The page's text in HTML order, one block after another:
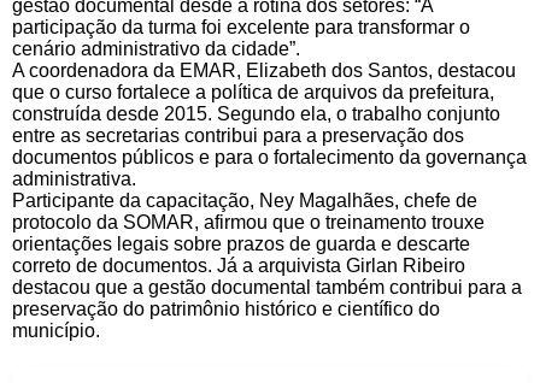
gestão documental desde a rotina dos setores: “A
participação da turma foi excelente para transformar o
cenário administrativo da cidade”.
A coordenadora da EMAR, Elizabeth dos Santos, destacou
que o curso fortalece a política de arquivos da prefeitura,
construída desde 2015. Segundo ela, o trabalho conjunto
entre as secretarias contribui para a preservação dos
documentos públicos e para o fortalecimento da governança
administrativa.
Participante da capacitação, Ney Magalhães, chefe de
protocolo da SOMAR, afirmou que o treinamento trouxe
orientações legais sobre prazos de guarda e descarte
correto de documentos. Já a arquivista Girlan Ribeiro
destacou que a gestão documental também contribui para a
preservação do patrimônio histórico e científico do
município.